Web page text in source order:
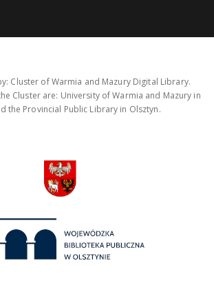
Cluster of Warmia and Mazury Digital Library.
Cluster are: University of Warmia and Mazury in
the Provincial Public Library in Olsztyn.